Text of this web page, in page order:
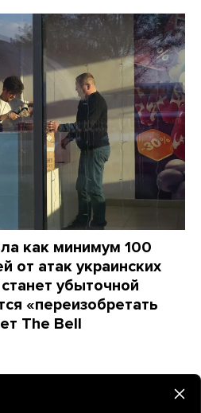
как минимум 100
от атак украинских
убыточной
«переизобретать
The Bell
банков теперь